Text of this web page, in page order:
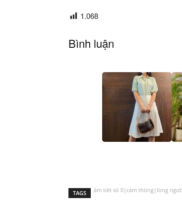
1.068
Bình luận
TAGS âm tiết số 0|cảm thông|lòng